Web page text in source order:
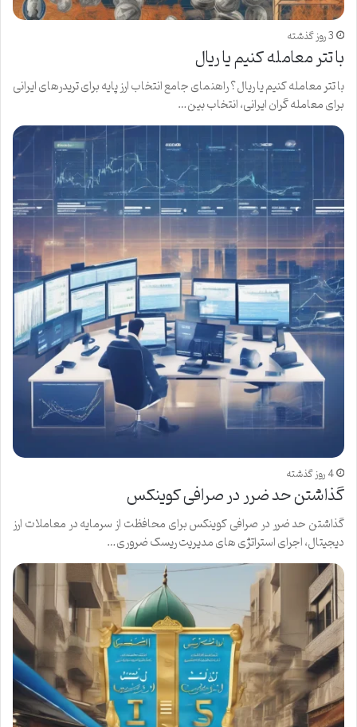
3 روز گذشته
با تتر معامله کنیم یا ریال
با تتر معامله کنیم یا ریال؟ راهنمای جامع انتخاب ارز پایه برای تریدرهای ایرانی
برای معامله گران ایرانی، انتخاب بین…
4 روز گذشته
گذاشتن حد ضرر در صرافی کوینکس
گذاشتن حد ضرر در صرافی کوینکس برای محافظت از سرمایه در معاملات ارز
دیجیتال، اجرای استراتژی های مدیریت ریسک ضروری…